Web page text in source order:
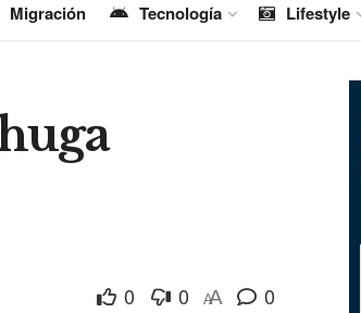
Migración Tecnología Lifestyle
0 0 AA 0